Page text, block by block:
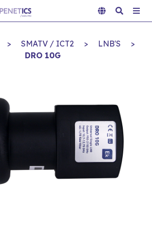
> SMATV / ICT2 > LNB'S
>
DRO 10G